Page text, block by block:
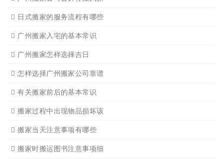
应该怎样选择广州搬家公司
选择广州搬家公司需谨慎
广州搬家流程
搬家有哪些细节是一定要注
广州搬家物品打包技巧
广州搬家入宅注意事项
关于广州搬家几点建议
广州搬家公司那家强哪家好